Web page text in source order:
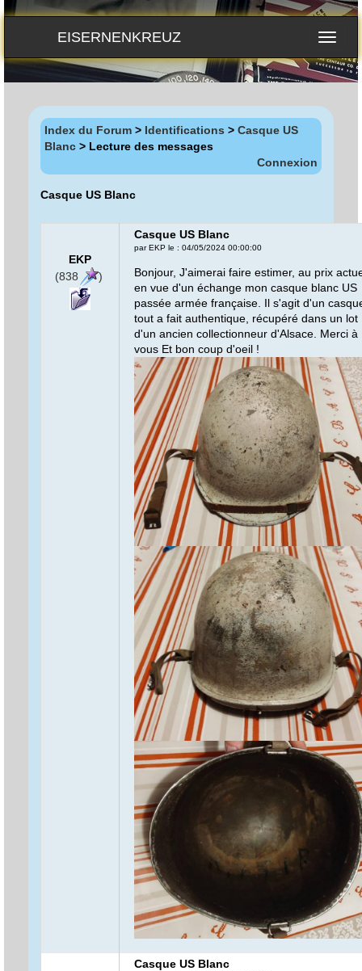
EISERNENKREUZ
Index du Forum > Identifications > Casque US
Blanc > Lecture des messages
Connexion
Casque US Blanc
EKP
(838
)
Casque US Blanc
par EKP le : 04/05/2024 00:00:00
Bonjour, J'aimerai faire estimer, au prix
en vue d'un échange mon casque blanc US
passée armée française. Il s'agit d'un
tout a fait authentique, récupéré dans un lot
d'un ancien collectionneur d'Alsace. Merci à
vous Et bon coup d'oeil !
Casque US Blanc